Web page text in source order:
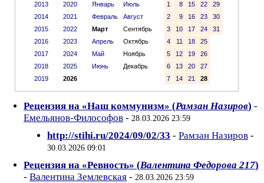
2013
2014
2015
2016
2017
2018
2019
2020
2021
2022
2023
2024
2025
2026
Январь
Июль
Февраль
Август
Март
Сентябрь
Апрель
Октябрь
Май
Ноябрь
Июнь
Декабрь
1 8 15 22
29
2
9 16 23
30
3
10 17 24
31
4
11 18
25
5
12 19
26
6
13 20
27
7
14 21 28
Рецензия на «Наш коммунизм» (Рамзан Назиров) -
Емельянов-Философов - 28.03.2026 23:59
http://stihi.ru/2024/09/02/33 - Рамзан Назиров -
30.03.2026 09:01
Рецензия на «Ревность» (Валентина Федорова 217)
- Валентина Землевская - 28.03.2026 23:59